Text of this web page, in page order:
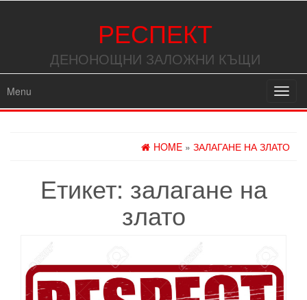
РЕСПЕКТ
ДЕНОНОЩНИ ЗАЛОЖНИ КЪЩИ
Menu
HOME » ЗАЛАГАНЕ НА ЗЛАТО
Етикет: залагане на
злато